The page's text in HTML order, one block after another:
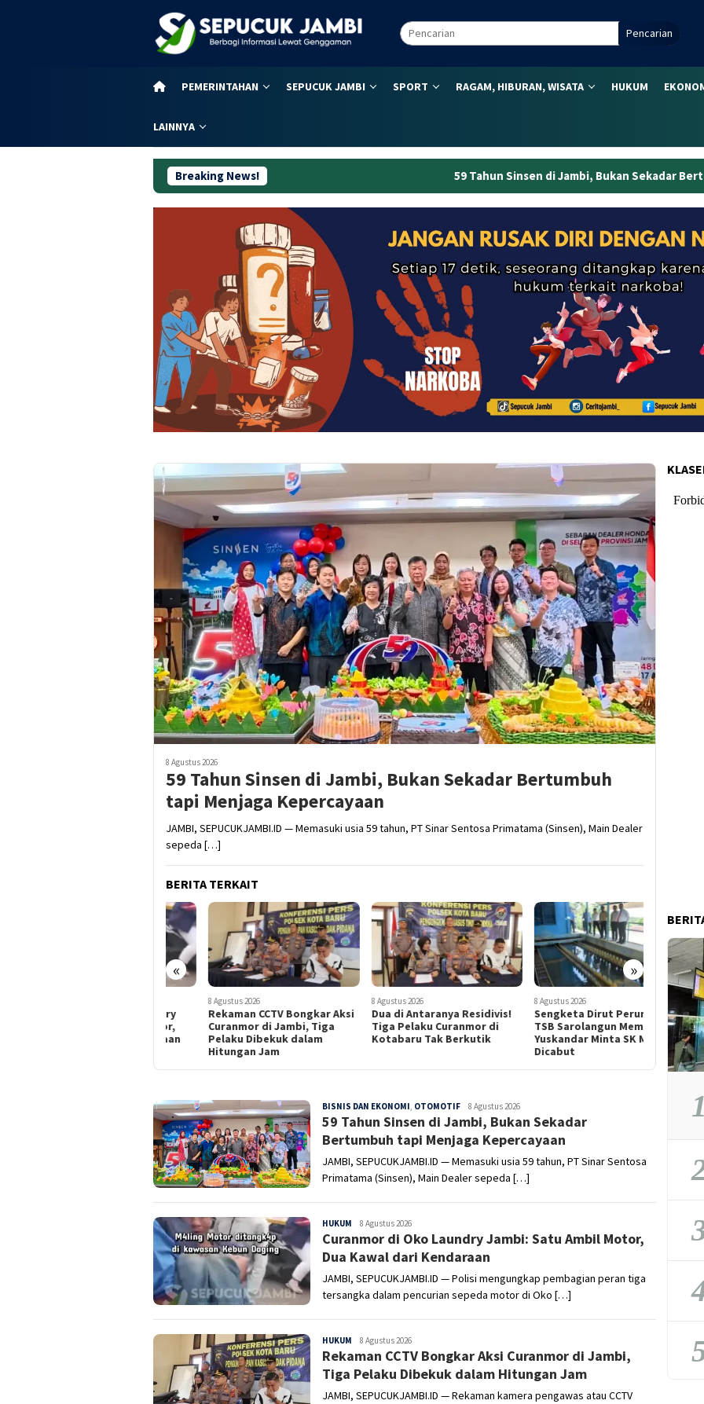
Pencarian
PEMERINTAHAN SEPUCUK JAMBI SPORT RAGAM, HIBURAN, WISATA HUKUM
LAINNYA
Breaking News! 59 Tahun Sinsen di Jambi, Bukan Sekadar Bertumbuh tapi Menjaga
8 Agustus 2026
59 Tahun Sinsen di Jambi, Bukan Sekadar Bertumbuh
tapi Menjaga Kepercayaan
JAMBI, SEPUCUKJAMBI.ID — Memasuki usia 59 tahun, PT Sinar Sentosa Primatama (Sinsen), Main Dealer
sepeda […]
BERITA TERKAIT
« »
8 Agustus 2026
Rekaman CCTV Bongkar Aksi
Curanmor di Jambi, Tiga
Pelaku Dibekuk dalam
Hitungan Jam
8 Agustus 2026
Dua di Antaranya Residivis!
Tiga Pelaku Curanmor di
Kotabaru Tak Berkutik
8 Agustus 2026
Sengketa Dirut Perumda
TSB Sarolangun Memanas,
Yuskandar Minta SK Mulyadi
8 Agustus
Bukan
Kota
Atlet
SEPUCUK
JAMBI
BISNIS DAN EKONOMI, OTOMOTIF Sepucuk
Jambi
8 Agustus 2026
59 Tahun Sinsen di Jambi, Bukan Sekadar
Bertumbuh tapi Menjaga Kepercayaan
JAMBI, SEPUCUKJAMBI.ID — Memasuki usia 59 tahun, PT Sinar Sentosa
Primatama (Sinsen), Main Dealer sepeda […]
HUKUM Sepucuk
Jambi
8 Agustus 2026
Curanmor di Oko Laundry Jambi: Satu Ambil Motor,
Dua Kawal dari Kendaraan
JAMBI, SEPUCUKJAMBI.ID — Polisi mengungkap pembagian peran tiga
tersangka dalam pencurian sepeda motor di Oko […]
HUKUM Sepucuk
Jambi
8 Agustus 2026
Rekaman CCTV Bongkar Aksi Curanmor di Jambi,
Tiga Pelaku Dibekuk dalam Hitungan Jam
JAMBI, SEPUCUKJAMBI.ID — Rekaman kamera pengawas atau CCTV
1
2
3
4
5